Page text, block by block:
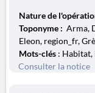
Nature de
Toponyme : Arma,
Eleon, region_fr,
Mots-clés :
Consulter la notice